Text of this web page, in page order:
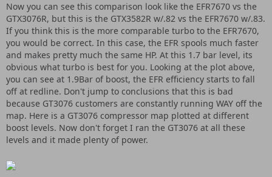
Now you can see this comparison look like the EFR7670 vs the
GTX3076R, but this is the GTX3582R w/.82 vs the EFR7670 w/.83.
If you think this is the more comparable turbo to the EFR7670,
you would be correct. In this case, the EFR spools much faster
and makes pretty much the same HP. At this 1.7 bar level, its
obvious what turbo is best for you. Looking at the plot above,
you can see at 1.9Bar of boost, the EFR efficiency starts to fall
off at redline. Don't jump to conclusions that this is bad
because GT3076 customers are constantly running WAY off the
map. Here is a GT3076 compressor map plotted at different
boost levels. Now don't forget I ran the GT3076 at all these
levels and it made plenty of power.